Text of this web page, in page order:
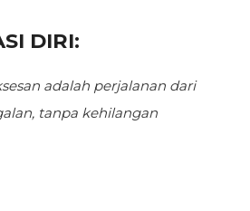
DIRI:
adalah perjalanan dari
tanpa kehilangan